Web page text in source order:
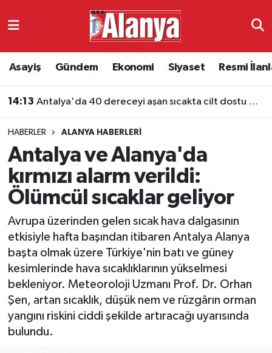
Asayiş Gündem Ekonomi Siyaset Resmi
14:13 Antalya'da 40 dereceyi aşan sıcakta cilt dostu giyim
HABERLER ALANYA HABERLERI
Antalya ve Alanya'da
kırmızı alarm verildi:
Ölümcül sıcaklar geliyor
Avrupa üzerinden gelen sıcak hava dalgasının
etkisiyle hafta başından itibaren Antalya Alanya
başta olmak üzere Türkiye'nin batı ve güney
kesimlerinde hava sıcaklıklarının yükselmesi
bekleniyor. Meteoroloji Uzmanı Prof. Dr. Orhan
Şen, artan sıcaklık, düşük nem ve rüzgârın orman
yangını riskini ciddi şekilde artıracağı uyarısında
bulundu.
Ekonomi
Resmi İlanlar
Alanyaspor
Turizm
E-Gazete
Antalya Namaz Vakitleri
Süper Lig Puan Durumu ve Fikstür
Tüm Manşetler
Son Dakika Haberleri
Haber Arşivi